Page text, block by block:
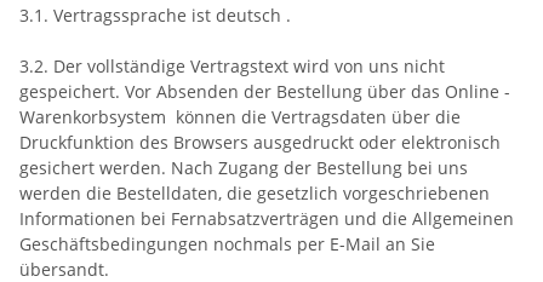
3.1. Vertragssprache ist deutsch .
3.2. Der vollständige Vertragstext wird von uns nicht
gespeichert. Vor Absenden der Bestellung über das Online -
Warenkorbsystem können die Vertragsdaten über die
Druckfunktion des Browsers ausgedruckt oder elektronisch
gesichert werden. Nach Zugang der Bestellung bei uns
werden die Bestelldaten, die gesetzlich vorgeschriebenen
Informationen bei Fernabsatzverträgen und die Allgemeinen
Geschäftsbedingungen nochmals per E-Mail an Sie
übersandt.